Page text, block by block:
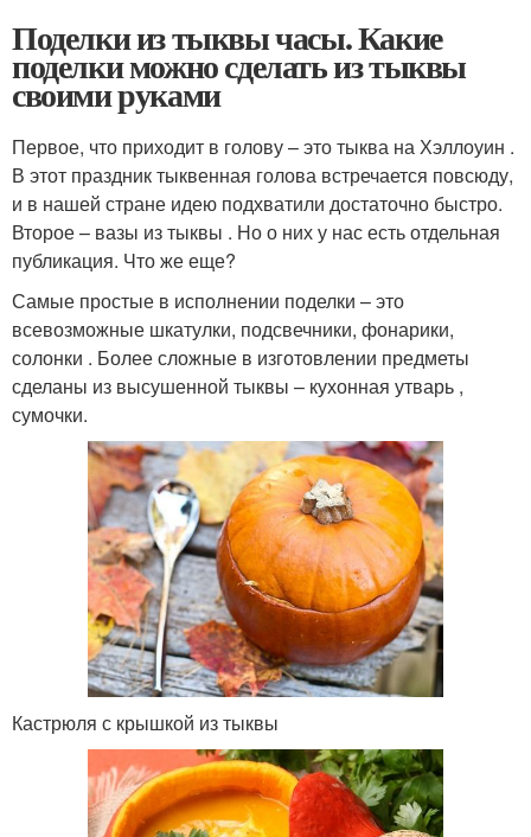
Поделки из тыквы часы. Какие
поделки можно сделать из тыквы
своими руками
Первое, что приходит в голову – это тыква на Хэллоуин .
В этот праздник тыквенная голова встречается повсюду,
и в нашей стране идею подхватили достаточно быстро.
Второе – вазы из тыквы . Но о них у нас есть отдельная
публикация. Что же еще?
Самые простые в исполнении поделки – это
всевозможные шкатулки, подсвечники, фонарики,
солонки . Более сложные в изготовлении предметы
сделаны из высушенной тыквы – кухонная утварь ,
сумочки.
Кастрюля с крышкой из тыквы